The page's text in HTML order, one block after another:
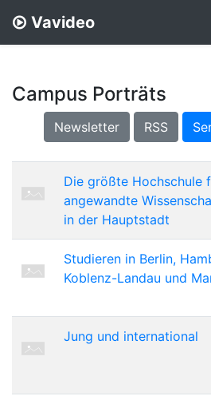
Vavideo
Campus Porträts
Newsletter RSS
Die größte Hochschule
angewandte
in der Hauptstadt
Studieren in Berlin,
Koblenz-Landau und
Jung und international